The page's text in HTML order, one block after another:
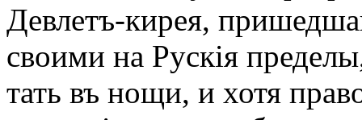
Девлетъ-кирея,
своими на Рускія
тать въ нощи, и хотя